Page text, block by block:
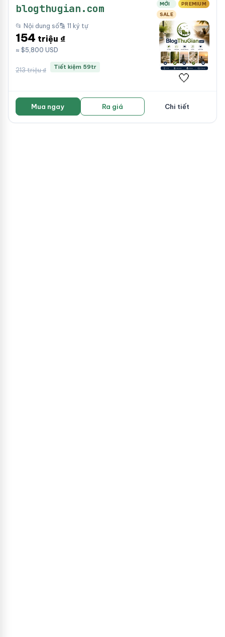
blogthugian.com MỚI
PREMIUM
SALE
📂 Nội dung số🔡 11 ký tự
154 triệu ₫
≈ $5,800 USD
213 triệu ₫ Tiết kiệm 59tr
🤍
Mua ngay Ra giá Chi tiết